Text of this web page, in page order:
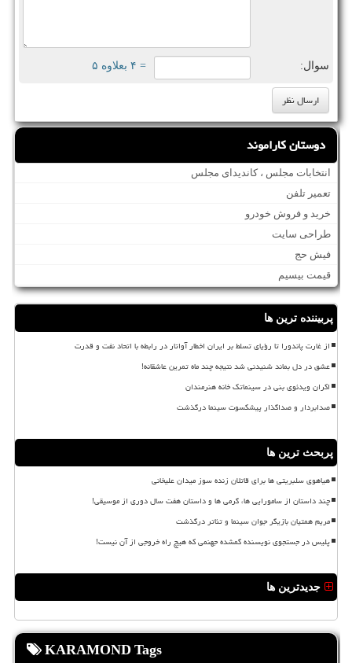
سوال: = ۴ بعلاوه ۵
دوستان کاراموند
انتخابات مجلس ، کاندیدای مجلس
تعمیر تلفن
خرید و فروش خودرو
طراحی سایت
فیش حج
قیمت بیسیم
پربیننده ترین ها
از غارت پاندورا تا رؤیای تسلط بر ایران اخطار آواتار در رابطه با اتحاد نفت و قدرت
عشق در دل بماند شنیدنی شد نتیجه چند ماه تمرین عاشقانه!
اکران ویدئوی بنی در سینماتک خانه هنرمندان
صدابردار و صداگذار پیشکسوت سینما درگذشت
پربحث ترین ها
هیاهوی سلبریتی ها برای قاتلان زنده سوز میدان علیخانی
چند داستان از سامورایی ها، گرمی ها و داستان هفت سال دوری از موسیقی!
مریم همتیان بازیگر جوان سینما و تئاتر درگذشت
پلیس در جستجوی نویسنده گمشده جهنمی که هیچ راه خروجی از آن نیست!
جدیدترین ها
KARAMOND Tags